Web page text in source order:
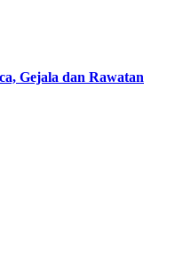
Gejala dan Rawatan